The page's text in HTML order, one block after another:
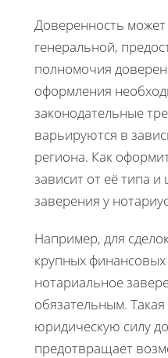
Доверенность может
генеральной,
полномочия
оформления
законодательные
варьируются в
региона. Как
зависит от её типа
заверения у
Например, для
крупных
нотариальное
обязательным.
юридическую силу
предотвращает